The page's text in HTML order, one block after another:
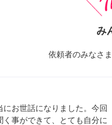
み
依頼者のみなさ
お世話になりました。今回
事ができて、とても自分に